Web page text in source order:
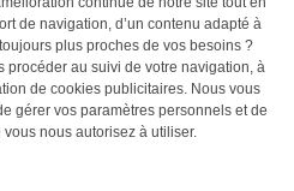
de navigation, d’un contenu adapté à
plus proches de vos besoins ?
procéder au suivi de votre navigation, à
de cookies publicitaires. Nous vous
gérer vos paramètres personnels et de
nous autorisez à utiliser.